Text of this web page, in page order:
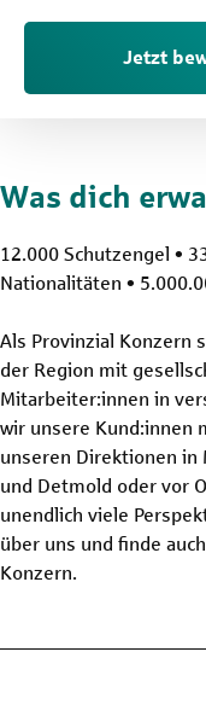
Jetzt
Was dich
12.000 Schutzengel •
Nationalitäten •
Als Provinzial Konzern
der Region mit
Mitarbeiter:innen in
wir unsere Kund:innen
unseren Direktionen in
und Detmold oder vor
unendlich viele
über uns und finde
Konzern.